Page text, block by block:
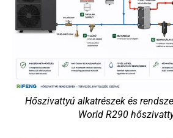
Hőszivattyú alkatrészek és
World R290